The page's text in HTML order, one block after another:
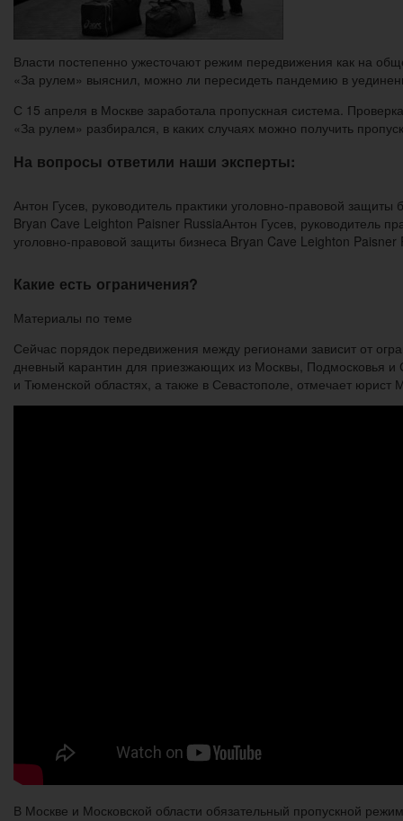
Власти постепенно ужесточают режим передвижения как на
«За рулем» выяснил, можно ли пересидеть пандемию в
С 15 апреля в Москве заработала пропускная система.
«За рулем» разбирался, в каких случаях можно получить
На вопросы ответили наши эксперты:
Антон Гусев, руководитель практики уголовно-правовой защиты
Bryan Cave Leighton Paisner RussiaАнтон Гусев, руководитель
уголовно-правовой защиты бизнеса Bryan Cave Leighton Paisner
Какие есть ограничения?
Материалы по теме
Сейчас порядок передвижения между регионами зависит от
дневный карантин для приезжающих из Москвы, Подмосковья
и Тюменской областях, а также в Севастополе, отмечает
В Москве и Московской области обязательный пропускной